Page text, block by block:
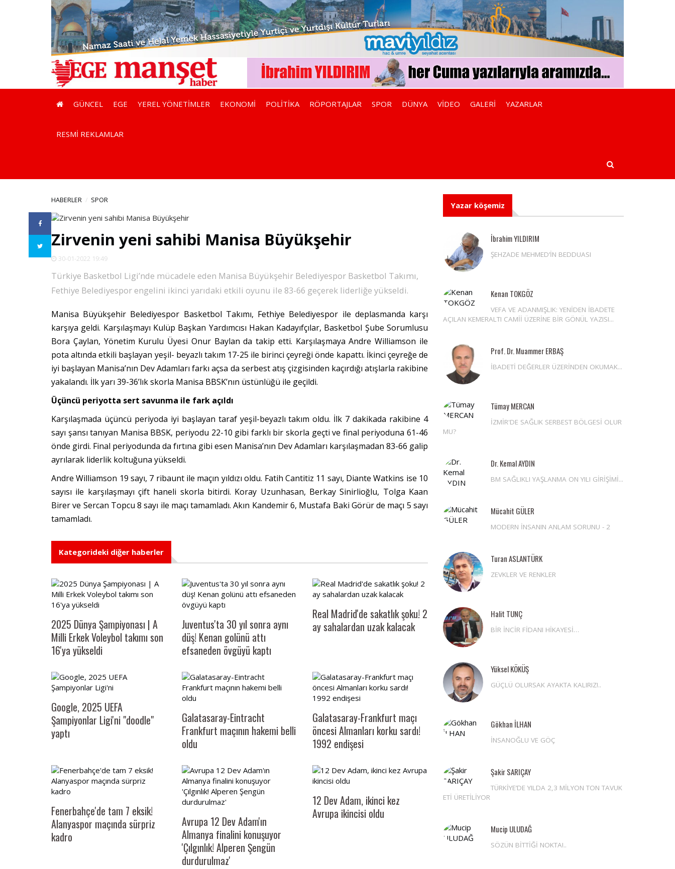
GÜNCEL EGE YEREL YÖNETİMLER EKONOMİ POLİTİKA RÖPORTAJLAR SPOR DÜNYA VİDEO GALERİ YAZARLAR
RESMİ REKLAMLAR
HABERLER SPOR
Zirvenin yeni sahibi Manisa Büyükşehir
30-01-2022 19:49
Türkiye Basketbol Ligi’nde mücadele eden Manisa Büyükşehir Belediyespor Basketbol Takımı,
Fethiye Belediyespor engelini ikinci yarıdaki etkili oyunu ile 83-66 geçerek liderliğe yükseldi.
Manisa Büyükşehir Belediyespor Basketbol Takımı, Fethiye Belediyespor ile deplasmanda karşı
karşıya geldi. Karşılaşmayı Kulüp Başkan Yardımcısı Hakan Kadayıfçılar, Basketbol Şube Sorumlusu
Bora Çaylan, Yönetim Kurulu Üyesi Onur Baylan da takip etti. Karşılaşmaya Andre Williamson ile
pota altında etkili başlayan yeşil- beyazlı takım 17-25 ile birinci çeyreği önde kapattı. İkinci çeyreğe de
iyi başlayan Manisa’nın Dev Adamları farkı açsa da serbest atış çizgisinden kaçırdığı atışlarla rakibine
yakalandı. İlk yarı 39-36’lık skorla Manisa BBSK’nın üstünlüğü ile geçildi.
Üçüncü periyotta sert savunma ile fark açıldı
Karşılaşmada üçüncü periyoda iyi başlayan taraf yeşil-beyazlı takım oldu. İlk 7 dakikada rakibine 4
sayı şansı tanıyan Manisa BBSK, periyodu 22-10 gibi farklı bir skorla geçti ve final periyoduna 61-46
önde girdi. Final periyodunda da fırtına gibi esen Manisa’nın Dev Adamları karşılaşmadan 83-66 galip
ayrılarak liderlik koltuğuna yükseldi.
Andre Williamson 19 sayı, 7 ribaunt ile maçın yıldızı oldu. Fatih Cantitiz 11 sayı, Diante Watkins ise 10
sayısı ile karşılaşmayı çift haneli skorla bitirdi. Koray Uzunhasan, Berkay Sinirlioğlu, Tolga Kaan
Birer ve Sercan Topcu 8 sayı ile maçı tamamladı. Akın Kandemir 6, Mustafa Baki Görür de maçı 5 sayı
tamamladı.
Kategorideki diğer haberler
2025 Dünya Şampiyonası | A
Milli Erkek Voleybol takımı son
16'ya yükseldi
Juventus'ta 30 yıl sonra aynı
düş! Kenan golünü attı
efsaneden övgüyü kaptı
Real Madrid'de sakatlık şoku! 2
ay sahalardan uzak kalacak
Google, 2025 UEFA
Şampiyonlar Ligi'ni "doodle"
yaptı
Galatasaray-Eintracht
Frankfurt maçının hakemi belli
oldu
Galatasaray-Frankfurt maçı
öncesi Almanları korku sardı!
1992 endişesi
Fenerbahçe'de tam 7 eksik!
Alanyaspor maçında sürpriz
kadro
Avrupa 12 Dev Adam'ın
Almanya finalini konuşuyor
'Çılgınlık! Alperen Şengün
durdurulmaz'
12 Dev Adam, ikinci kez
Avrupa ikincisi oldu
Yazar köşemiz
İbrahim YILDIRIM
ŞEHZADE MEHMED’İN BEDDUASI
Kenan TOKGÖZ
VEFA VE ADANMIŞLIK: YENİDEN İBADETE
AÇILAN KEMERALTI CAMİİ ÜZERİNE BİR GÖNÜL YAZISI...
Prof. Dr. Muammer ERBAŞ
İBADETİ DEĞERLER ÜZERİNDEN OKUMAK...
Tümay MERCAN
İZMİR'DE SAĞLIK SERBEST BÖLGESİ OLUR
MU?
Dr. Kemal AYDIN
BM SAĞLIKLI YAŞLANMA ON YILI GİRİŞİMİ...
Mücahit GÜLER
MODERN İNSANIN ANLAM SORUNU - 2
Turan ASLANTÜRK
ZEVKLER VE RENKLER
Halit TUNÇ
BİR İNCİR FİDANI HİKAYESİ…
Yüksel KÖKÜŞ
GÜÇLÜ OLURSAK AYAKTA KALIRIZ!..
Gökhan İLHAN
İNSANOĞLU VE GÖÇ
Şakir SARIÇAY
TÜRKİYE’DE YILDA 2,3 MİLYON TON TAVUK
ETİ ÜRETİLİYOR
Mucip ULUDAĞ
SÖZÜN BİTTİĞİ NOKTA!..